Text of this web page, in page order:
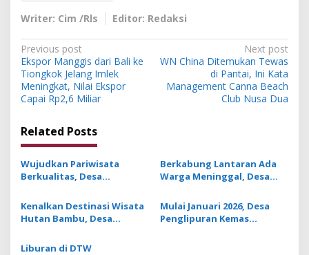
Writer: Cim /Rls
Editor: Redaksi
P
o
s
t
n
a
v
i
g
a
t
Previous post
Ekspor Manggis dari Bali ke
Tiongkok Jelang Imlek
Meningkat, Nilai Ekspor
Capai Rp2,6 Miliar
Next post
WN China Ditemukan Tewas
di Pantai, Ini Kata
Management Canna Beach
Club Nusa Dua
Related Posts
Wujudkan Pariwisata
Berkualitas, Desa
Tata Kelola, Digitalisasi,
hingga Proteksi Wisatawan
Berkabung Lantaran Ada
Warga Meninggal, Desa
Penjor dan Prosesi Sakral
saat Galungan
Kenalkan Destinasi Wisata
Hutan Bambu, Desa
Tourism Lewat Penglipu
Mulai Januari 2026, Desa
Penglipuran Kemas
Liburan di DTW